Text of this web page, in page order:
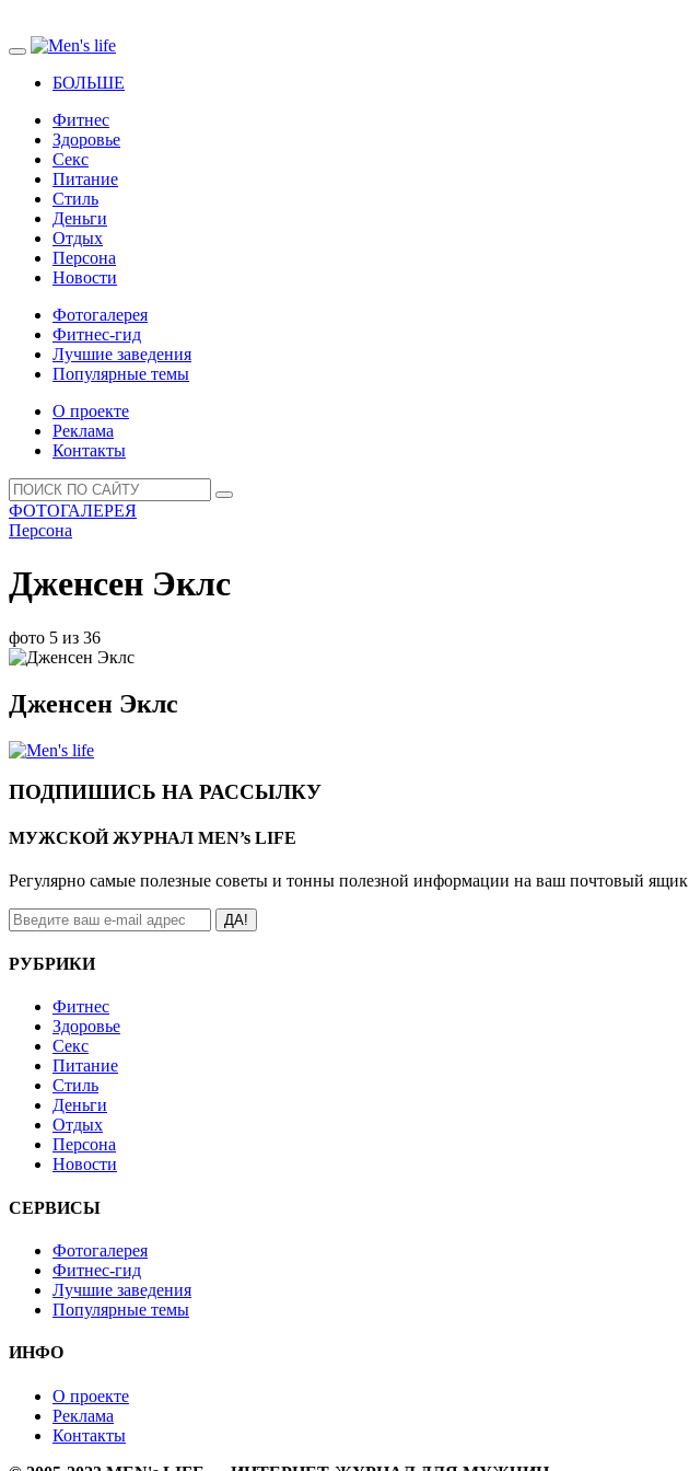
БОЛЬШЕ
Фитнес
Здоровье
Секс
Питание
Стиль
Деньги
Отдых
Персона
Новости
Фотогалерея
Фитнес-гид
Лучшие заведения
Популярные темы
О проекте
Реклама
Контакты
ФОТОГАЛЕРЕЯ
Персона
Дженсен Эклс
фото 5 из 36
Дженсен Эклс
ПОДПИШИСЬ НА РАССЫЛКУ
МУЖСКОЙ ЖУРНАЛ MEN’s LIFE
Регулярно самые полезные советы и тонны полезной информации на ваш почтовый ящик
ДА!
РУБРИКИ
Фитнес
Здоровье
Секс
Питание
Стиль
Деньги
Отдых
Персона
Новости
СЕРВИСЫ
Фотогалерея
Фитнес-гид
Лучшие заведения
Популярные темы
ИНФО
О проекте
Реклама
Контакты